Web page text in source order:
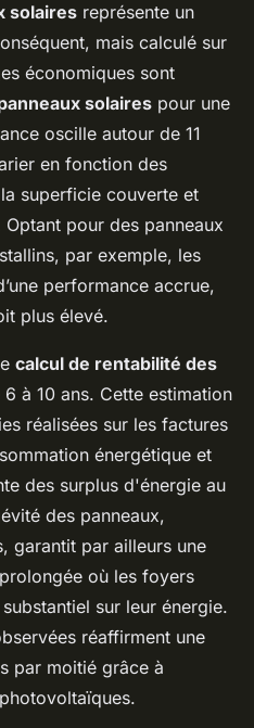
solaires représente un
mais calculé sur
économiques sont
solaires pour une
oscille autour de 11
en fonction des
superficie couverte et
pour des panneaux
par exemple, les
performance accrue,
plus élevé.
calcul de rentabilité des
6 à 10 ans. Cette estimation
réalisées sur les factures
énergétique et
des surplus d'énergie au
des panneaux,
garantit par ailleurs une
où les foyers
sur leur énergie.
réaffirment une
par moitié grâce à